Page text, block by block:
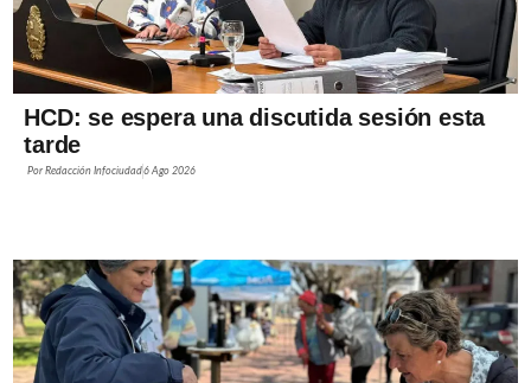
HCD: se espera una discutida sesión esta
tarde
PorRedacción Infociudad6 Ago 2026